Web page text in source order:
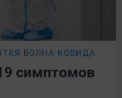
ВОЛНА КОВИДА
симптомов